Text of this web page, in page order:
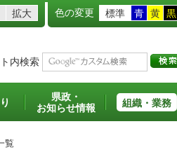
拡大 色の変更 標準 青 黄 黒
内検索
県政・
お知らせ情報
組織・業務
覧